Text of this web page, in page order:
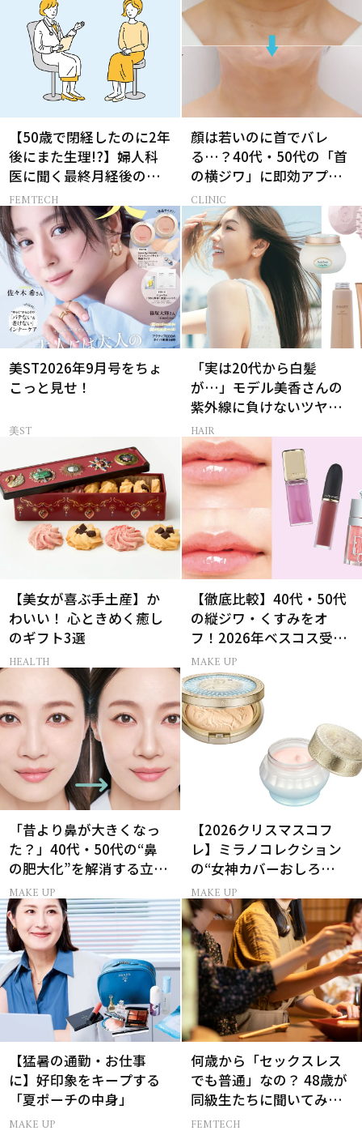
【50歳で閉経したのに2年
後にまた生理!?】婦人科
医に聞く最終月経後の出
血の対処法
FEMTECH
顔は若いのに首でバレ
る…？40代・50代の「首
の横ジワ」に即効アプロ
ーチする最新美容医療と
は
CLINIC
美ST2026年9月号をちょ
こっと見せ！
美ST
「実は20代から白髪
が…」モデル美香さんの
紫外線に負けないツヤ美
髪ケア
HAIR
【美女が喜ぶ手土産】か
わいい！ 心ときめく癒し
のギフト3選
HEALTH
【徹底比較】40代・50代
の縦ジワ・くすみをオ
フ！2026年ベスコス受賞
リキッドルージュ3選
MAKE UP
「昔より鼻が大きくなっ
た？」40代・50代の“鼻
の肥大化”を解消する立体
小鼻メイク
MAKE UP
【2026クリスマスコフ
レ】ミラノコレクション
の“女神カバーおしろ
い”で主役に！
MAKE UP
【猛暑の通勤・お仕事
に】好印象をキープする
「夏ポーチの中身」
MAKE UP
何歳から「セックスレス
でも普通」なの？ 48歳が
同級生たちに聞いてみた
ら…
FEMTECH